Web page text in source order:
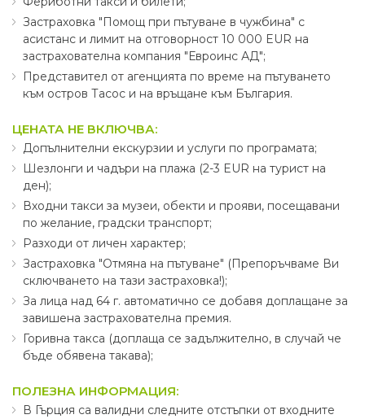
Застраховка "Помощ при пътуване в чужбина" с
асистанс и лимит на отговорност 10 000 EUR на
застрахователна компания "Евроинс АД";
Представител от агенцията по време на пътуването
към остров Тасос и на връщане към България.
ЦЕНАТА НЕ ВКЛЮЧВА:
Допълнителни екскурзии и услуги по програмата;
Шезлонги и чадъри на плажа (2-3 EUR на турист на
ден);
Входни такси за музеи, обекти и прояви, посещавани
по желание, градски транспорт;
Разходи от личен характер;
Застраховка "Отмяна на пътуване" (Препоръчваме Ви
сключването на тази застраховка!);
За лица над 64 г. автоматично се добавя доплащане за
завишена застрахователна премия.
Горивна такса (доплаща се задължително, в случай че
бъде обявена такава);
ПОЛЕЗНА ИНФОРМАЦИЯ:
В Гърция са валидни следните отстъпки от входните